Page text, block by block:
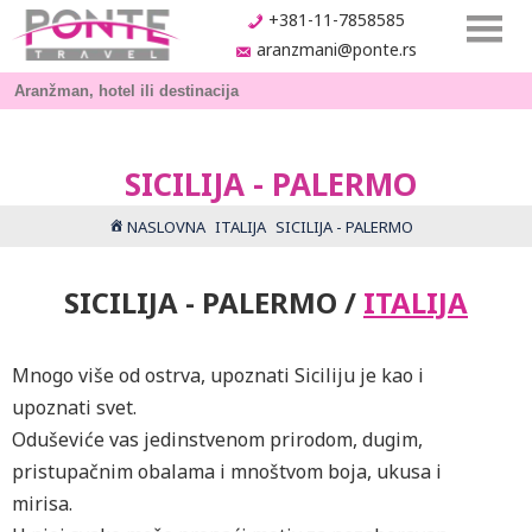
+381-11-7858585
aranzmani@ponte.rs
SICILIJA - PALERMO
NASLOVNA ITALIJA SICILIJA - PALERMO
SICILIJA - PALERMO / ITALIJA
Mnogo više od ostrva, upoznati Siciliju je kao i
upoznati svet.
Oduševiće vas jedinstvenom prirodom, dugim,
pristupačnim obalama i mnoštvom boja, ukusa i
mirisa.